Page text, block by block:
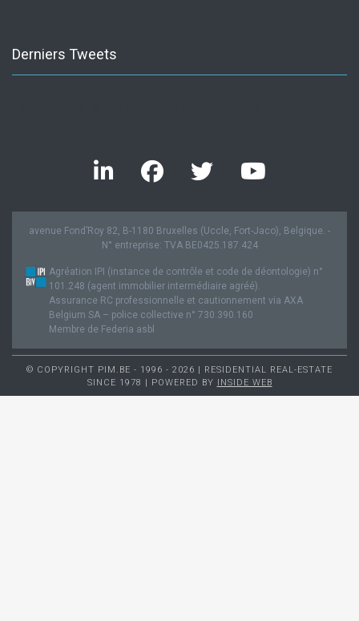
Derniers Tweets
avenue Fond’Roy 82, B-1180 Bruxelles (Uccle, Fort-Jaco), Belgique. -
N° entreprise: TVA BE0425.187.424
Agréation IPI (instance de contrôle et code de déontologie) n°
101.248 (agent immobilier intermédiaire agréé).
Assurance RC professionnelle et cautionnement via AXA
Belgium SA – police collective n° 730.390.160
Membre de Federia asbl
© COPYRIGHT PIM.BE - 1996 - 2026 | RESIDENTIAL REAL-ESTATE
SINCE 1978 | POWERED BY
INSIDE WEB